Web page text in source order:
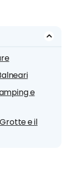
e
e il